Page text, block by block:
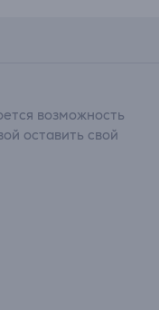
возможность
оставить свой